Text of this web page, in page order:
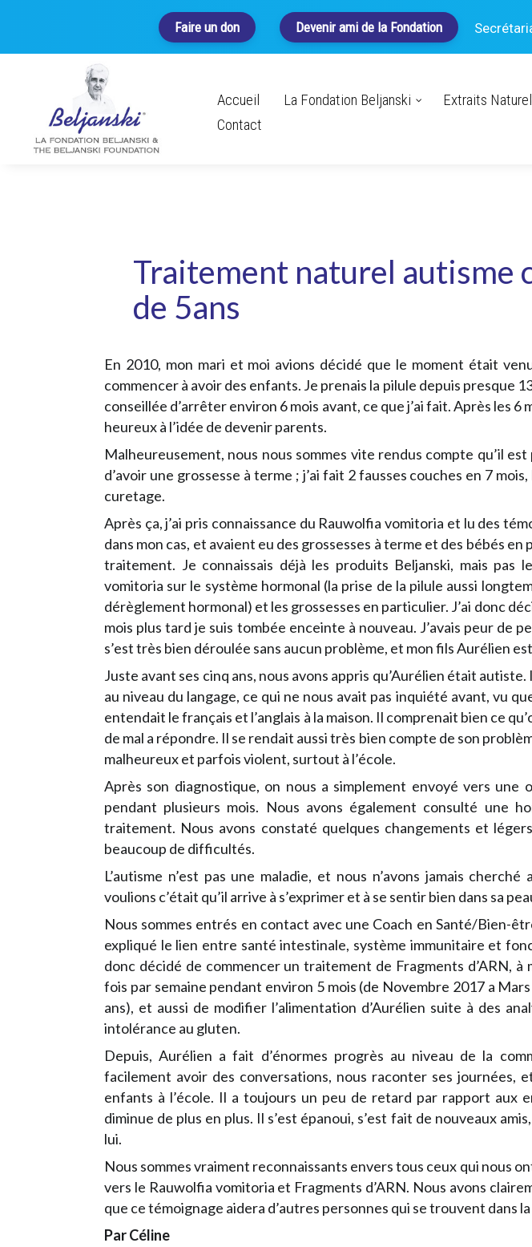
Faire un don Devenir ami de la Fondation
Accueil La Fondation Beljanski Extraits
Contact
Traitement naturel autisme
de 5ans
En 2010, mon mari et moi avions décidé que le moment était
commencer à avoir des enfants. Je prenais la pilule depuis presque
conseillée d’arrêter environ 6 mois avant, ce que j’ai fait. Après les 6
heureux à l’idée de devenir parents.
Malheureusement, nous nous sommes vite rendus compte qu’il
d’avoir une grossesse à terme ; j’ai fait 2 fausses couches en 7
curetage.
Après ça, j’ai pris connaissance du Rauwolfia vomitoria et lu des
dans mon cas, et avaient eu des grossesses à terme et des bébés
traitement. Je connaissais déjà les produits Beljanski, mais pas
vomitoria sur le système hormonal (la prise de la pilule aussi
dérèglement hormonal) et les grossesses en particulier. J’ai donc
mois plus tard je suis tombée enceinte à nouveau. J’avais peur de
s’est très bien déroulée sans aucun problème, et mon fils Aurélien
Juste avant ses cinq ans, nous avons appris qu’Aurélien était
au niveau du langage, ce qui ne nous avait pas inquiété avant, vu
entendait le français et l’anglais à la maison. Il comprenait bien ce
de mal a répondre. Il se rendait aussi très bien compte de son
malheureux et parfois violent, surtout à l’école.
Après son diagnostique, on nous a simplement envoyé vers une
pendant plusieurs mois. Nous avons également consulté une
traitement. Nous avons constaté quelques changements et
beaucoup de difficultés.
L’autisme n’est pas une maladie, et nous n’avons jamais
voulions c’était qu’il arrive à s’exprimer et à se sentir bien dans sa
Nous sommes entrés en contact avec une Coach en Santé/Bien-
expliqué le lien entre santé intestinale, système immunitaire et
donc décidé de commencer un traitement de Fragments d’ARN, à
fois par semaine pendant environ 5 mois (de Novembre 2017 a
ans), et aussi de modifier l’alimentation d’Aurélien suite à des
intolérance au gluten.
Depuis, Aurélien a fait d’énormes progrès au niveau de la
facilement avoir des conversations, nous raconter ses journées,
enfants à l’école. Il a toujours un peu de retard par rapport aux
diminue de plus en plus. Il s’est épanoui, s’est fait de nouveaux
lui.
Nous sommes vraiment reconnaissants envers tous ceux qui nous
vers le Rauwolfia vomitoria et Fragments d’ARN. Nous avons
que ce témoignage aidera d’autres personnes qui se trouvent dans
Par Céline